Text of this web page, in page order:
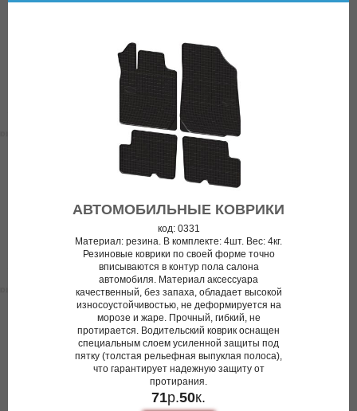
АВТОМОБИЛЬНЫЕ КОВРИКИ
код: 0331
Материал: резина. В комплекте: 4шт. Вес: 4кг.
Резиновые коврики по своей форме точно
вписываются в контур пола салона
автомобиля. Материал аксессуара
качественный, без запаха, обладает высокой
износоустойчивостью, не деформируется на
морозе и жаре. Прочный, гибкий, не
протирается. Водительский коврик оснащен
специальным слоем усиленной защиты под
пятку (толстая рельефная выпуклая полоса),
что гарантирует надежную защиту от
протирания.
71р.50к.